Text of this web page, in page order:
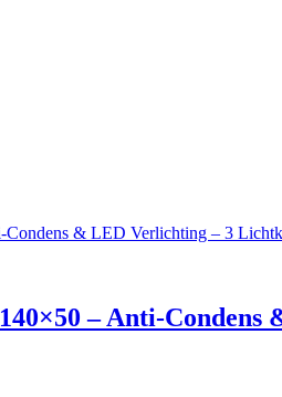
– Anti-